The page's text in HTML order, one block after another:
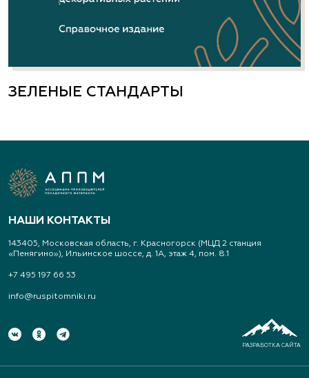
ЗЕЛЕНЫЕ СТАНДАРТЫ
НАШИ КОНТАКТЫ
143405, Московская область, г. Красногорск (МЦД 2 станция
«Пенягино»), Ильинское шоссе, д. 1А, этаж 4, пом. 8.1
+7 495 197 66 53
info@ruspitomniki.ru
РАЗРАБОТКА САЙТА